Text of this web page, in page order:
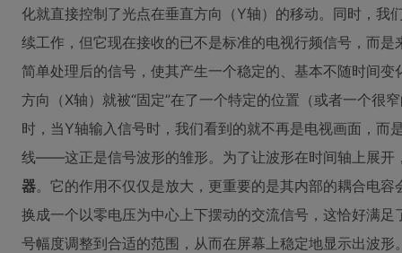
化就直接控制了光点在垂直方向（Y轴）的移动。同时，我
续工作，但它现在接收的已不是标准的电视行频信号，而
简单处理后的信号，使其产生一个稳定的、基本不随时间
方向（X轴）就被“固定”在了一个特定的位置（或者一个很
时，当Y轴输入信号时，我们看到的就不再是电视画面，而
线——这正是信号波形的雏形。为了让波形在时间轴上展开
器。它的作用不仅仅是放大，更重要的是其内部的耦合电
换成一个以零电压为中心上下摆动的交流信号，这恰好满
号幅度调整到合适的范围，从而在屏幕上稳定地显示出波形